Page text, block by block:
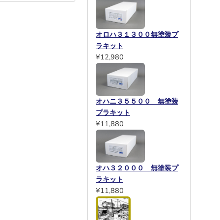
オロハ３１３００無塗装プ
ラキット
¥12,980
オハニ３５５００ 無塗装
プラキット
¥11,880
オハ３２０００ 無塗装プ
ラキット
¥11,880